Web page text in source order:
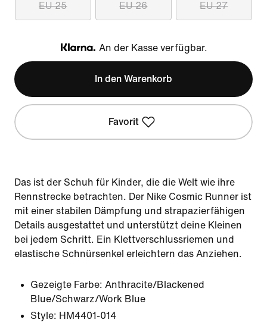
EU 25 EU 26 EU 27
Klarna
An der Kasse verfügbar.
In den Warenkorb
Favorit
Das ist der Schuh für Kinder, die die Welt wie ihre
Rennstrecke betrachten. Der Nike Cosmic Runner ist
mit einer stabilen Dämpfung und strapazierfähigen
Details ausgestattet und unterstützt deine Kleinen
bei jedem Schritt. Ein Klettverschlussriemen und
elastische Schnürsenkel erleichtern das Anziehen.
Gezeigte Farbe: Anthracite/Blackened
Blue/Schwarz/Work Blue
Style: HM4401-014